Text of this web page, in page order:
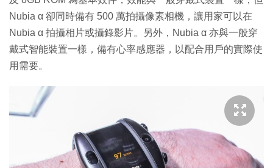
Nubia α 卻同時備有 500 萬拍攝像素相機，讓用家可以在
Nubia α 拍攝相片或攝錄影片。另外，Nubia α 亦與一般穿
戴式智能裝置一樣，備有心率感應器，以配合用戶的實際使
用需要。